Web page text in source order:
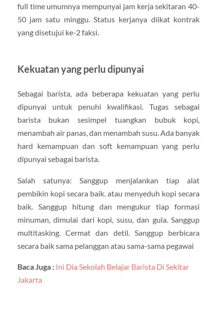
full time umumnya mempunyai jam kerja sekitaran 40-
50 jam satu minggu. Status kerjanya diikat kontrak
yang disetujui ke-2 faksi.
Kekuatan yang perlu dipunyai
Sebagai barista, ada beberapa kekuatan yang perlu
dipunyai untuk penuhi kwalifikasi. Tugas sebagai
barista bukan sesimpel tuangkan bubuk kopi,
menambah air panas, dan menambah susu. Ada banyak
hard kemampuan dan soft kemampuan yang perlu
dipunyai sebagai barista.
Salah satunya: Sanggup menjalankan tiap alat
pembikin kopi secara baik. atau menyeduh kopi secara
baik. Sanggup hitung dan mengukur tiap formasi
minuman, dimulai dari kopi, susu, dan gula. Sanggup
multitasking. Cermat dan detil. Sanggup berbicara
secara baik sama pelanggan atau sama-sama pegawai
Baca Juga : Ini Dia Sekolah Belajar Barista Di Sekitar
Jakarta